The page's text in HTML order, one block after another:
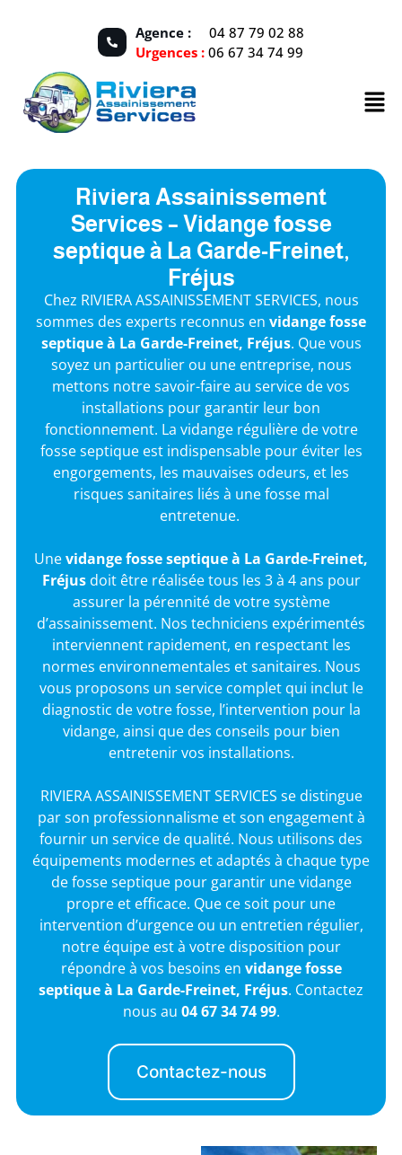
Agence :
04 87 79 02 88
Urgences : 06 67 34 74 99
Riviera Assainissement
Services – Vidange fosse
septique à La Garde-Freinet,
Fréjus
Chez RIVIERA ASSAINISSEMENT SERVICES, nous
sommes des experts reconnus en vidange fosse
septiqueà La Garde-Freinet, Fréjus. Que vous
soyez un particulier ou une entreprise, nous
mettons notre savoir-faire au service de vos
installations pour garantir leur bon
fonctionnement. La vidange régulière de votre
fosse septique est indispensable pour éviter les
engorgements, les mauvaises odeurs, et les
risques sanitaires liés à une fosse mal
entretenue.
Unevidange fosse septique à La Garde-Freinet,
Fréjusdoit être réalisée tous les 3 à 4 ans pour
assurer la pérennité de votre système
d’assainissement. Nos techniciens expérimentés
interviennent rapidement, en respectant les
normes environnementales et sanitaires. Nous
vous proposons un service complet qui inclut le
diagnostic de votre fosse, l’intervention pour la
vidange, ainsi que des conseils pour bien
entretenir vos installations.
RIVIERA ASSAINISSEMENT SERVICES se distingue
par son professionnalisme et son engagement à
fournir un service de qualité. Nous utilisons des
équipements modernes et adaptés à chaque type
de fosse septique pour garantir une vidange
propre et efficace. Que ce soit pour une
intervention d’urgence ou un entretien régulier,
notre équipe est à votre disposition pour
répondre à vos besoins en vidange fosse
septique à La Garde-Freinet, Fréjus. Contactez
nous au 04 67 34 74 99.
Contactez-nous